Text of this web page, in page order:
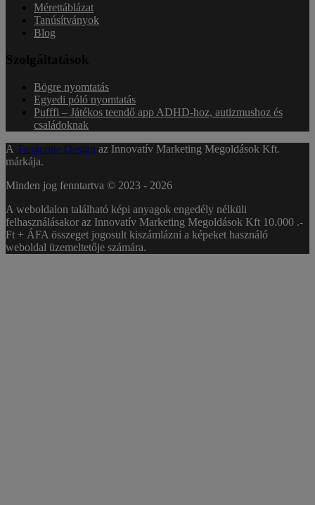
Mérettáblázat
Tanúsítványok
Blog
Szolgáltatások
Bögre nyomtatás
Egyedi póló nyomtatás
Pufffi – Játékos teendő app ADHD-hoz, autizmushoz és
családoknak
A Tangerine Design az Innovatív Marketing Megoldások Kft.
márkája.
Minden jog fenntartva © 2023 - 2026
A weboldalon található képi anyagok engedély nélküli
felhasználásakor az Innovatív Marketing Megoldások Kft 10.000 .-
Ft + ÁFA összeget jogosult kiszámlázni a képeket használó
weboldal üzemeltetője számára.